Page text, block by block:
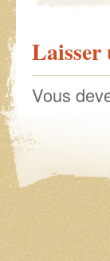
Laisser
Vous